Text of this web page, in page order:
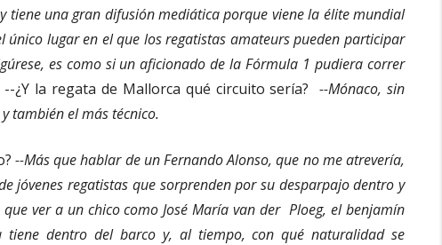
tiene una gran difusión mediática porque viene la élite mundial
único lugar en el que los regatistas amateurs pueden participar
es como si un aficionado de la Fórmula 1 pudiera correr
--¿Y la regata de Mallorca qué circuito sería?--Mónaco, sin
también el más técnico.
--Más que hablar de un Fernando Alonso, que no me atrevería,
jóvenes regatistas que sorprenden por su desparpajo dentro y
ver a un chico como José María van der Ploeg, el benjamín
tiene dentro del barco y, al tiempo, con qué naturalidad se